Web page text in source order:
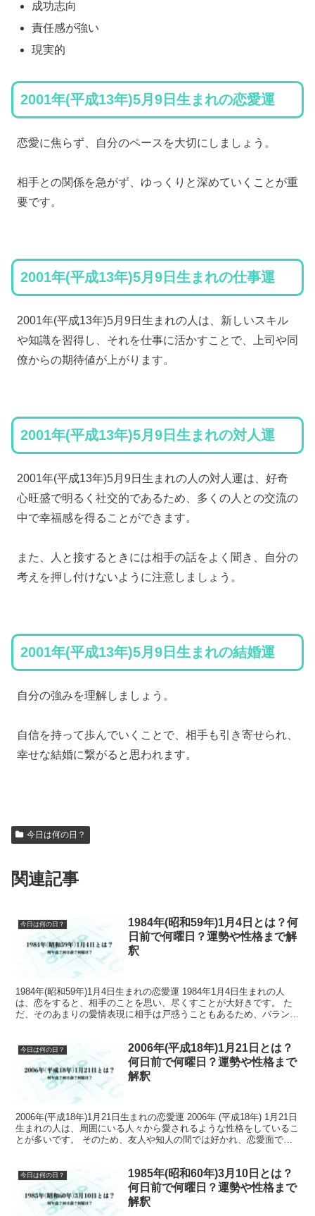
成功志向
責任感が強い
現実的
2001年(平成13年)5月9日生まれの恋愛運
恋愛に焦らず、自分のペースを大切にしましょう。
相手との関係を急がず、ゆっくりと深めていくことが重
要です。
2001年(平成13年)5月9日生まれの仕事運
2001年(平成13年)5月9日生まれの人は、新しいスキル
や知識を習得し、それを仕事に活かすことで、上司や同
僚からの期待値が上がります。
2001年(平成13年)5月9日生まれの対人運
2001年(平成13年)5月9日生まれの人の対人運は、好奇
心旺盛で明るく社交的であるため、多くの人との交流の
中で幸福感を得ることができます。
また、人と接するときには相手の話をよく聞き、自分の
考えを押し付けないように注意しましょう。
2001年(平成13年)5月9日生まれの結婚運
自分の強みを理解しましょう。
自信を持って歩んでいくことで、相手も引き寄せられ、
幸せな結婚に繋がると思われます。
今日は何の日？
関連記事
今日は何の日？
1984年(昭和59年)1月4日とは？何
日前で何曜日？運勢や性格まで解
釈
1984年(昭和59年)1月4日生まれの恋愛運 1984年1月4日生まれの人
は、恋をすると、相手のことを思い、尽くすことが大好きです。 た
だ、そのあまりの愛情表現に相手は戸惑うこともあるため、バランス
今日は何の日？
2006年(平成18年)1月21日とは？
何日前で何曜日？運勢や性格まで
解釈
2006年(平成18年)1月21日生まれの恋愛運 2006年 (平成18年) 1月21日
生まれの人は、周囲にいる人々から愛されるような性格をしているこ
とが多いです。 そのため、友人や知人の間では好かれ、恋愛面でも
今日は何の日？
1985年(昭和60年)3月10日とは？
何日前で何曜日？運勢や性格まで
解釈